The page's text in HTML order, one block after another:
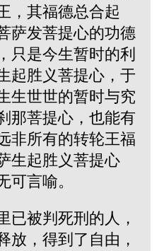
，其福德总合起
萨发菩提心的功德
只是今生暂时的利
起胜义菩提心，于
生世世的暂时与究
那菩提心，也能有
非所有的转轮王福
生起胜义菩提心
可言喻。
已被判死刑的人，
放，得到了自由，